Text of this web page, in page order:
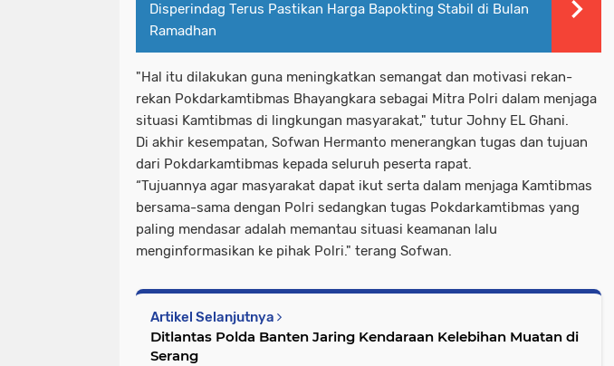
Disperindag Terus Pastikan Harga Bapokting Stabil di Bulan
Ramadhan
"Hal itu dilakukan guna meningkatkan semangat dan motivasi rekan-
rekan Pokdarkamtibmas Bhayangkara sebagai Mitra Polri dalam menjaga
situasi Kamtibmas di lingkungan masyarakat," tutur Johny EL Ghani.
Di akhir kesempatan, Sofwan Hermanto menerangkan tugas dan tujuan
dari Pokdarkamtibmas kepada seluruh peserta rapat.
“Tujuannya agar masyarakat dapat ikut serta dalam menjaga Kamtibmas
bersama-sama dengan Polri sedangkan tugas Pokdarkamtibmas yang
paling mendasar adalah memantau situasi keamanan lalu
menginformasikan ke pihak Polri." terang Sofwan.
Artikel Selanjutnya
Ditlantas Polda Banten Jaring Kendaraan Kelebihan Muatan di
Serang